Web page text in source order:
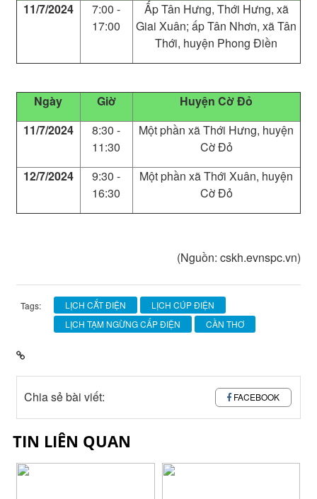
11/7/2024
7:00 -
17:00
Ấp Tân Hưng, Thới Hưng, xã
Giai Xuân; ấp Tân Nhơn, xã Tân
Thới, huyện Phong Điền
Ngày Giờ
Huyện Cờ Đỏ
11/7/2024
8:30 -
11:30
Một phần xã Thới Hưng, huyện
Cờ Đỏ
12/7/2024
9:30 -
16:30
Một phần xã Thới Xuân, huyện
Cờ Đỏ
(Nguồn: cskh.evnspc.vn)
Tags: LỊCH CẮT ĐIỆN
LỊCH CÚP ĐIỆN
LỊCH TẠM NGỪNG CẤP ĐIỆN
CẦN THƠ
Chia sẻ bài viết: FACEBOOK
TIN LIÊN QUAN